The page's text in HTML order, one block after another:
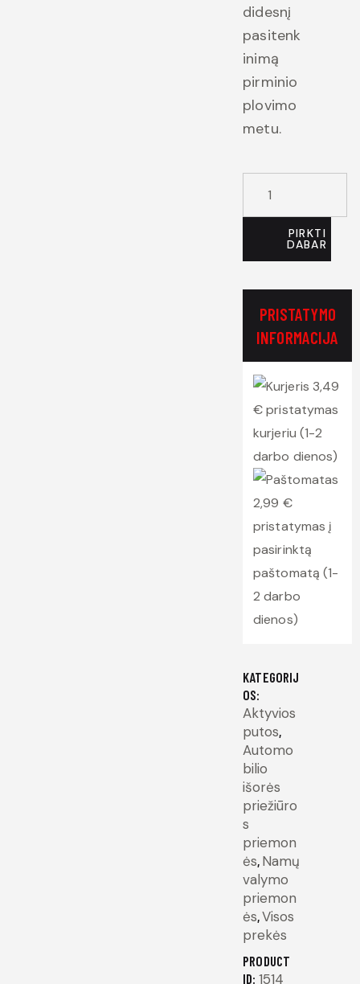
didesnį
pasitenk
inimą
pirminio
plovimo
metu.
PIRKTI
DABAR
PRISTATYMO
INFORMACIJA
3,49
€ pristatymas
kurjeriu (1-2
darbo dienos)
2,99 €
pristatymas į
pasirinktą
paštomatą (1-
2 darbo
dienos)
KATEGORIJ
OS:
Aktyvios
putos,
Automo
bilio
išorės
priežiūro
s
priemon
ės, Namų
valymo
priemon
ės,Visos
prekės
PRODUCT
ID: 1514